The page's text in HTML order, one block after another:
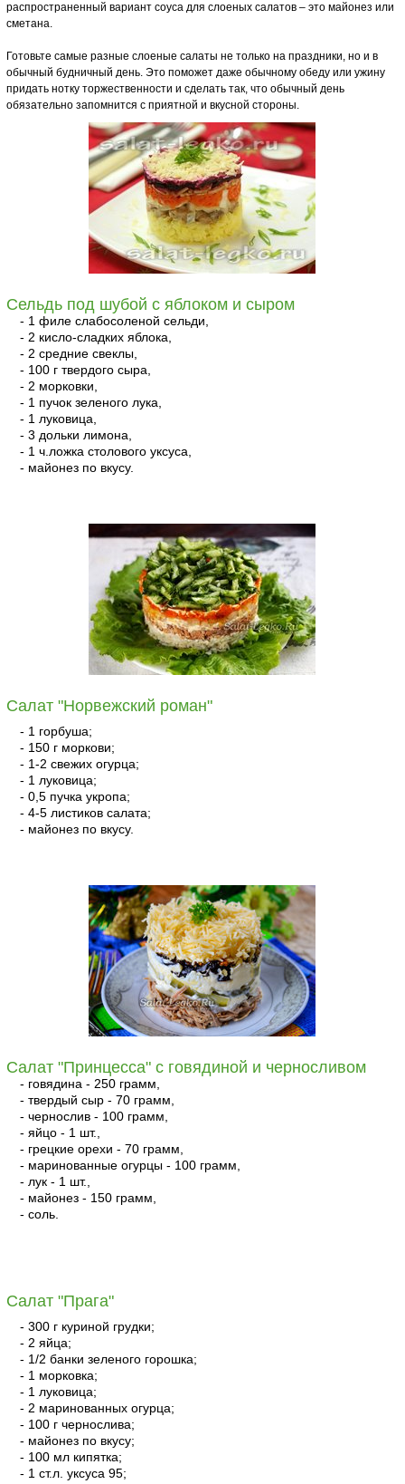
распространенный вариант соуса для слоеных салатов – это майонез или
сметана.
Готовьте самые разные слоеные салаты не только на праздники, но и в
обычный будничный день. Это поможет даже обычному обеду или ужину
придать нотку торжественности и сделать так, что обычный день
обязательно запомнится с приятной и вкусной стороны.
Сельдь под шубой с яблоком и сыром
- 1 филе слабосоленой сельди,
- 2 кисло-сладких яблока,
- 2 средние свеклы,
- 100 г твердого сыра,
- 2 морковки,
- 1 пучок зеленого лука,
- 1 луковица,
- 3 дольки лимона,
- 1 ч.ложка столового уксуса,
- майонез по вкусу.
Салат "Норвежский роман"
- 1 горбуша;
- 150 г моркови;
- 1-2 свежих огурца;
- 1 луковица;
- 0,5 пучка укропа;
- 4-5 листиков салата;
- майонез по вкусу.
Салат "Принцесса" с говядиной и черносливом
- говядина - 250 грамм,
- твердый сыр - 70 грамм,
- чернослив - 100 грамм,
- яйцо - 1 шт.,
- грецкие орехи - 70 грамм,
- маринованные огурцы - 100 грамм,
- лук - 1 шт.,
- майонез - 150 грамм,
- соль.
Салат "Прага"
- 300 г куриной грудки;
- 2 яйца;
- 1/2 банки зеленого горошка;
- 1 морковка;
- 1 луковица;
- 2 маринованных огурца;
- 100 г чернослива;
- майонез по вкусу;
- 100 мл кипятка;
- 1 ст.л. уксуса 95;